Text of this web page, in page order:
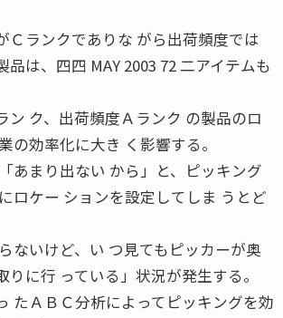
Ｃランクでありな がら出荷頻度では
品は、四四 MAY 2003 72 二アイテムも
ン ク、出荷頻度Ａランク の製品のロ
の効率化に大き く影響する。
あまり出ない から」と、ピッキング
ロケー ションを設定してしま うとど
ないけど、い つ見てもピッカーが奥
りに行 っている」状況が発生する。
たＡＢＣ分析によってピッキングを効